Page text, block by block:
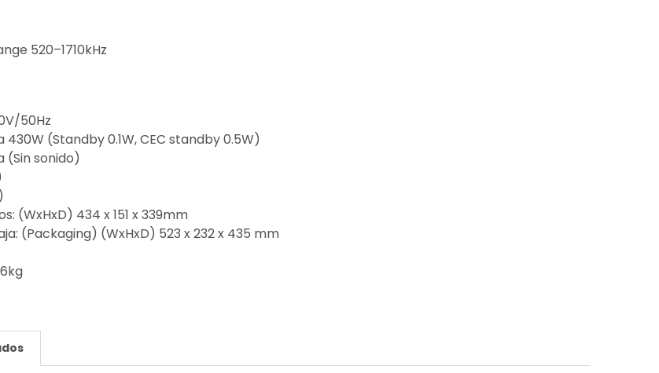
520–1710kHz
50Hz
430W (Standby 0.1W,CEC standby 0.5W)
(Sin sonido)
(WxHxD) 434 x 151 x 339mm
(Packaging) (WxHxD) 523 x 232 x 435 mm